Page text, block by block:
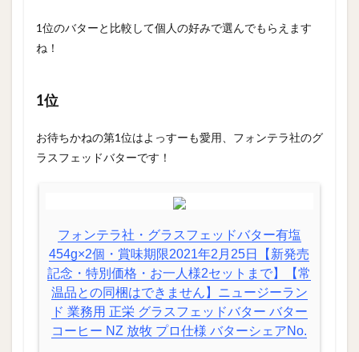
1位のバターと比較して個人の好みで選んでもらえます
ね！
1位
お待ちかねの第1位はよっすーも愛用、フォンテラ社のグ
ラスフェッドバターです！
フォンテラ社・グラスフェッドバター有塩
454g×2個・賞味期限2021年2月25日【新発売
記念・特別価格・お一人様2セットまで】【常
温品との同梱はできません】ニュージーラン
ド 業務用 正栄 グラスフェッドバター バター
コーヒー NZ 放牧 プロ仕様 バターシェアNo.